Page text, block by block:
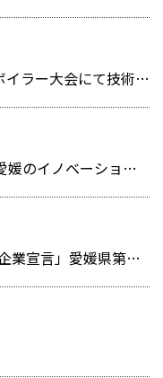
三浦工業株式会社 第56回全日本ボイラー大会にて技術賞を受賞
ミウラの小型貫流ボイラが 「戦後愛媛のイノベーション30選」にて選定！！
「愛媛"治療＋(と)仕事＝(は)両立"企業宣言」愛媛県第一号として、三浦工業が掲載されました。